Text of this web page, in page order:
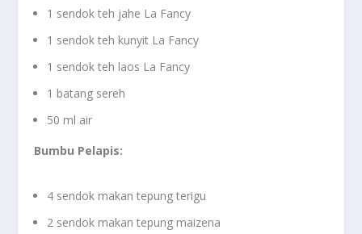
1 sendok teh jahe La Fancy
1 sendok teh kunyit La Fancy
1 sendok teh laos La Fancy
1 batang sereh
50 ml air
Bumbu Pelapis:
4 sendok makan tepung terigu
2 sendok makan tepung maizena